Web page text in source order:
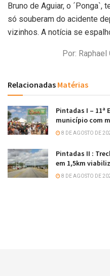
Bruno de Aguiar, o ´Ponga`,
só souberam do acidente
vizinhos. A notícia se
Por:
Relacionadas Matérias
Pintadas I – 11ª
município com
8 DE AGOSTO DE
Pintadas II :
em 1,5km
8 DE AGOSTO DE